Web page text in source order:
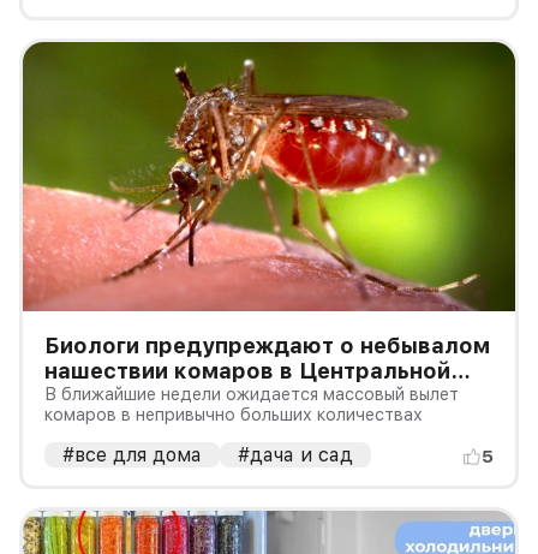
Биологи предупреждают о небывалом
нашествии комаров в Центральной
России
В ближайшие недели ожидается массовый вылет
комаров в непривычно больших количествах
#все для дома #дача и сад 5